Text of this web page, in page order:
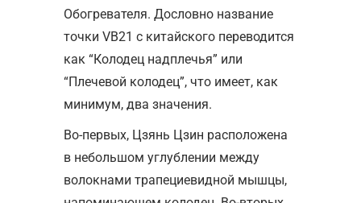
Обогревателя. Дословно название
точки VB21 с китайского переводится
как “Колодец надплечья” или
“Плечевой колодец”, что имеет, как
минимум, два значения.
Во-первых, Цзянь Цзин расположена
в небольшом углублении между
волокнами трапециевидной мышцы,